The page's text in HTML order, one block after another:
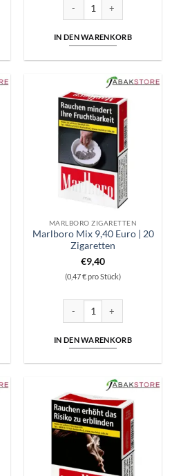
IN DEN WARENKORB
Euro | 20 Zigaretten Menge
MARLBORO ZIGARETTEN
Marlboro Mix 9,40 Euro | 20
Zigaretten
€9,40
(0,47 € pro Stück)
Marlboro Mix 9,40 Euro | 20
IN DEN WARENKORB